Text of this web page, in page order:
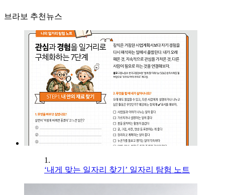
브라보 추천뉴스
1.
‘내게 맞는 일자리 찾기’ 일자리 탐험 노트